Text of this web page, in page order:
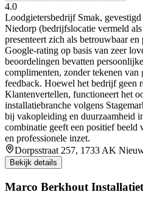
4.0
Loodgietersbedrijf Smak,
Niedorp (bedrijfslocatie vermeld
presenteert zich als betrouwbaar
Google-rating op basis van zeer
beoordelingen bevatten
complimenten, zonder tekenen van
feedback. Hoewel het bedrijf geen
Klantenvertellen, functioneert het
installatiebranche volgens
bij vakopleiding en duurzaamheid
combinatie geeft een positief
en professionele inzet.
Dorpsstraat 257, 1733 AK
Bekijk details
Marco Berkhout